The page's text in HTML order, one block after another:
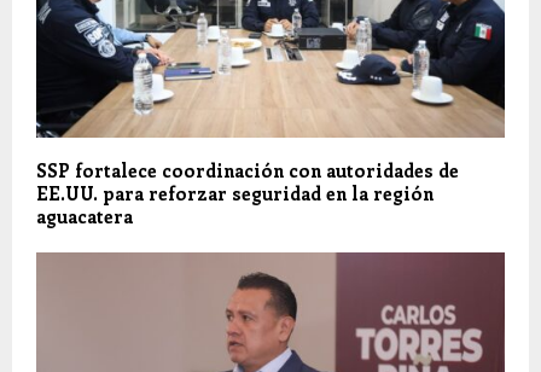
SSP fortalece coordinación con autoridades de
EE.UU. para reforzar seguridad en la región
aguacatera